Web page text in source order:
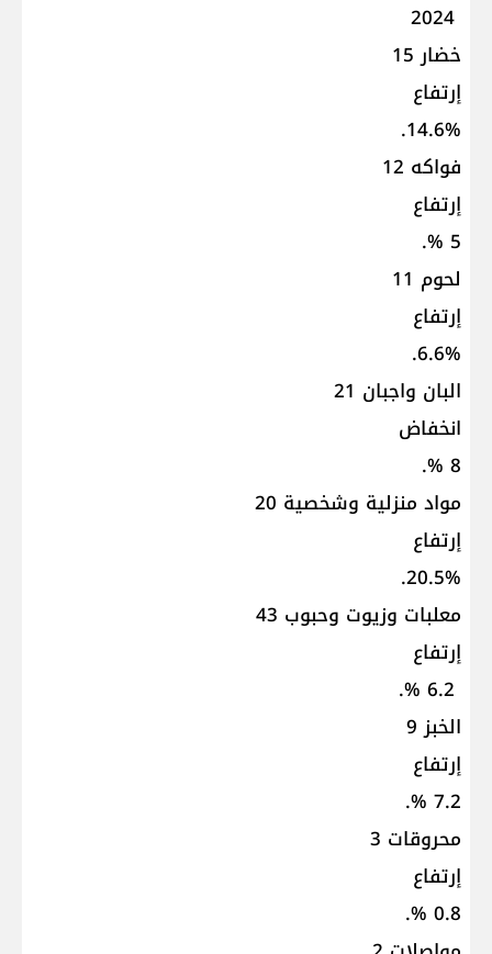
خضار 15
إرتفاع
14.6%.
فواكه 12
إرتفاع
5 %.
لحوم 11
إرتفاع
6.6%.
البان واجبان 21
انخفاض
8 %.
مواد منزلية وشخصية 20
إرتفاع
20.5%.
معلبات وزيوت وحبوب 43
إرتفاع
الخبز 9
إرتفاع
7.2 %.
محروقات 3
إرتفاع
0.8 %.